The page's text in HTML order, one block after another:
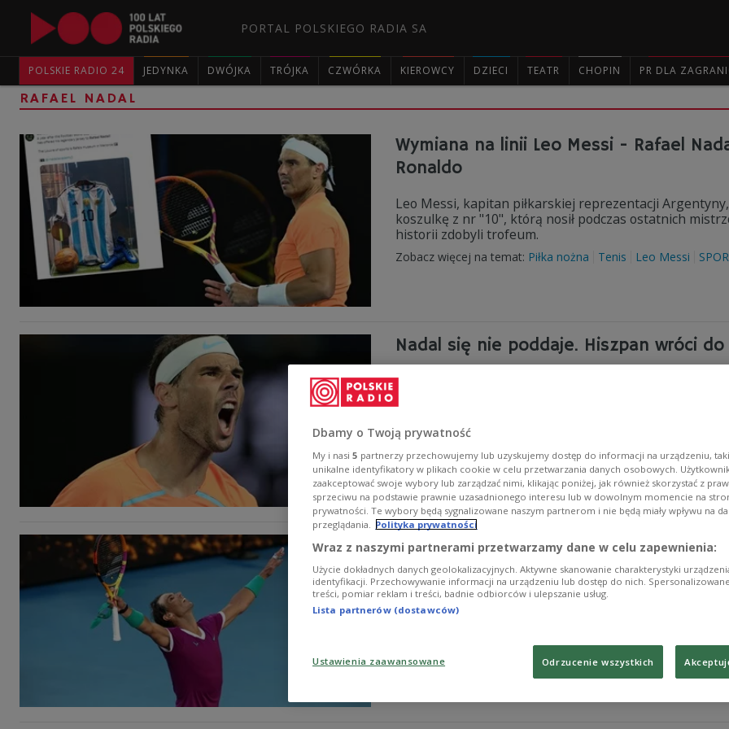
PORTAL POLSKIEGO RADIA SA
POLSKIE RADIO 24 JEDYNKA DWÓJKA TRÓJKA CZWÓRKA KIEROWCY DZIECI TEATR CHOPIN PR DLA
RAFAEL NADAL
Wymiana na linii Leo Messi - Rafael
Ronaldo
Leo Messi, kapitan piłkarskiej reprezentacji
koszulkę z nr "10", którą nosił podczas ostatnich
historii zdobyli trofeum.
Zobacz więcej na temat: Piłka nożna Tenis Leo Messi
Nadal się nie poddaje. Hiszpan wróci
Rafael Nadal ogłosił, że na początku stycznia 2024
Hiszpański tenisista nie gra od 18 stycznia, gdy w
McDonaldem w drugiej rundzie wielkoszlemowego
Zobacz więcej na temat:
"Bądźcie czujni” - Rafael Nadal wraca
Jeden z najlepszych tenisistów na świecie Hiszpan
przerwie z powodu kontuzji biodra. "Wczoraj
społecznościowych, dodając zdjęcie z kortu.
Dbamy o Twoją prywatność
My i nasi 5 partnerzy przechowujemy lub uzyskujemy dostęp do informacji na urządzeniu,
unikalne identyfikatory w plikach cookie w celu przetwarzania danych osobowych.
zaakceptować swoje wybory lub zarządzać nimi, klikając poniżej, jak również skorzystać z
sprzeciwu na podstawie prawnie uzasadnionego interesu lub w dowolnym momencie na
prywatności. Te wybory będą sygnalizowane naszym partnerom i nie będą miały wpływu na
przeglądania. Polityka prywatności
Wraz z naszymi partnerami przetwarzamy dane w celu zapewnienia:
Użycie dokładnych danych geolokalizacyjnych. Aktywne skanowanie charakterystyki
identyfikacji. Przechowywanie informacji na urządzeniu lub dostęp do nich.
treści, pomiar reklam i treści, badnie odbiorców i ulepszanie usług.
Lista partnerów (dostawców)
Ustawienia zaawansowane Odrzucenie wszystkich